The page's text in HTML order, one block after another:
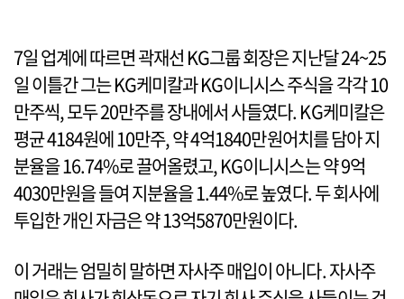
7일 업계에 따르면 곽재선 KG그룹 회장은 지난달 24~25
일 이틀간 그는 KG케미칼과 KG이니시스 주식을 각각 10
만주씩, 모두 20만주를 장내에서 사들였다. KG케미칼은
평균 4184원에 10만주, 약 4억1840만원어치를 담아 지
분율을 16.74%로 끌어올렸고, KG이니시스는 약 9억
4030만원을 들여 지분율을 1.44%로 높였다. 두 회사에
투입한 개인 자금은 약 13억5870만원이다.
이 거래는 엄밀히 말하면 자사주 매입이 아니다. 자사주